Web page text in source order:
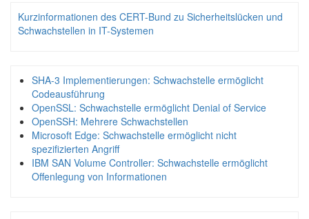
Kurzinformationen des CERT-Bund zu Sicherheitslücken und
Schwachstellen in IT-Systemen
SHA-3 Implementierungen: Schwachstelle ermöglicht
Codeausführung
OpenSSL: Schwachstelle ermöglicht Denial of Service
OpenSSH: Mehrere Schwachstellen
Microsoft Edge: Schwachstelle ermöglicht nicht
spezifizierten Angriff
IBM SAN Volume Controller: Schwachstelle ermöglicht
Offenlegung von Informationen